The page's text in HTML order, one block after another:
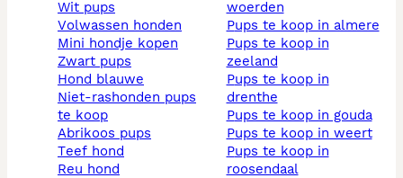
wit pups
volwassen honden
mini hondje kopen
zwart pups
hond blauwe
niet-rashonden pups
te koop
abrikoos pups
teef hond
reu hond
woerden
pups te koop in almere
pups te koop in
zeeland
pups te koop in
drenthe
pups te koop in gouda
pups te koop in weert
pups te koop in
roosendaal